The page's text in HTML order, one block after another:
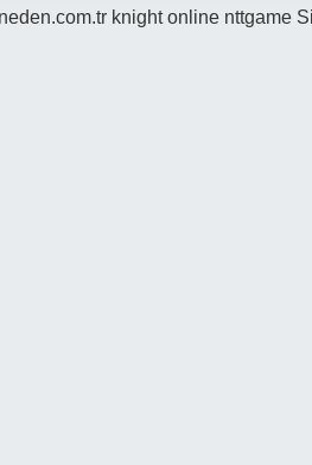
knight online nttgame